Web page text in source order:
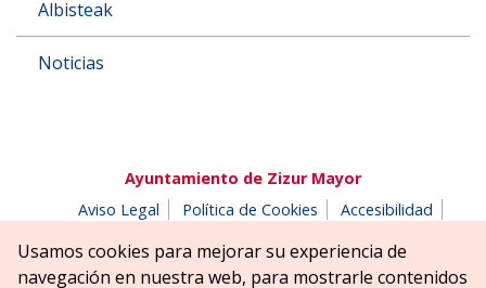
Albisteak
Noticias
Ayuntamiento de Zizur Mayor
Aviso Legal
Política de Cookies
Accesibilidad
Parque Erreniega parkea, s/n | 31180 Zizur Mayor-Zizur
Usamos cookies para mejorar su experiencia de
navegación en nuestra web, para mostrarle contenidos